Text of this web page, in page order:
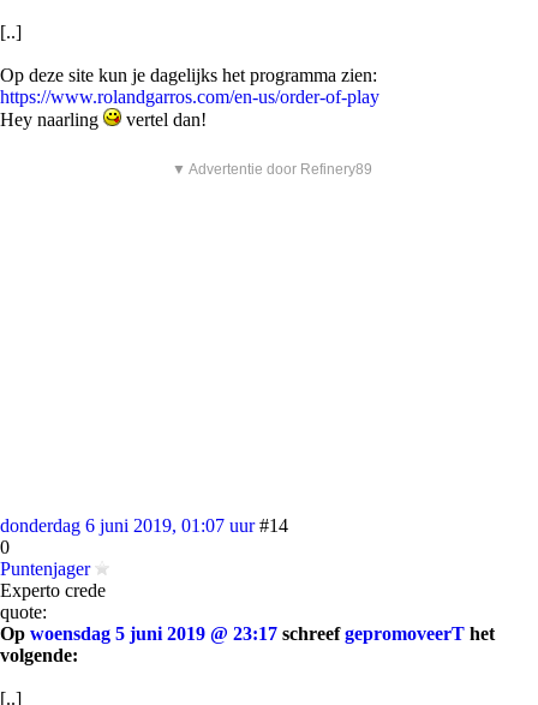
[..]
Op deze site kun je dagelijks het programma zien:
https://www.rolandgarros.com/en-us/order-of-play
Hey naarling
vertel dan!
▼ Advertentie door Refinery89
donderdag 6 juni 2019, 01:07 uur #14
0
Puntenjager
Experto crede
quote:
Op woensdag 5 juni 2019 @ 23:17 schreefgepromoveerT het
volgende:
[..]